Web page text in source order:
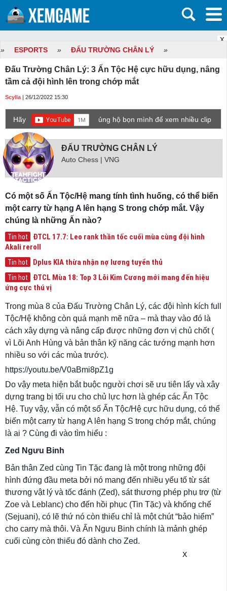
X
» ESPORTS » ĐẤU TRƯỜNG CHÂN LÝ »
Đấu Trường Chân Lý: 3 Ấn Tộc Hệ cực hữu dụng, nâng
tầm cả đội hình lên trong chớp mắt
Scylla | 26/12/2022 15:30
Hãy
ủng hộ bọn mình để xem nhiều clip
game mới hơn nhé!
ĐẤU TRƯỜNG CHÂN LÝ
Auto Chess | VNG
Có một số Ấn Tộc/Hệ mang tính tình huống, có thể biến
một carry từ hạng A lên hạng S trong chớp mắt. Vậy
chúng là những Ấn nào?
Tin hot
ĐTCL 17.7: Leo rank thần tốc cuối mùa cùng đội hình
Akali reroll
Tin hot Dplus KIA thừa nhận nợ lương tuyển thủ
Tin hot
ĐTCL Mùa 18: Top 3 Lõi Kim Cương mới mang đến hiệu
ứng cực thú vị
Trong mùa 8 của Đấu Trường Chân Lý, các đội hình kích full
Tộc/Hệ không còn quá mạnh mẽ nữa – mà thay vào đó là
cách xây dựng và nâng cấp được những đơn vị chủ chốt (
vì Lõi Anh Hùng và bản thân kỹ năng các tướng mạnh hơn
nhiều so với các mùa trước).
https://youtu.be/V0aBmi8pZ1g
Do vậy meta hiện bắt buộc người chơi sẽ ưu tiên lấy và xây
dựng trang bị tối ưu cho chủ lực hơn là ghép các Ấn Tộc
Hệ. Tuy vậy, vẫn có một số Ấn Tộc/Hệ cực hữu dụng, có thể
biến một carry từ hạng A lên hạng S trong chớp mắt, chúng
là ai ? Cùng đi vào tìm hiểu :
Zed Ngưu Binh
Bản thân Zed cùng Tin Tặc đang là một trong những đội
hình đứng đầu meta bởi nó mang đến nhiều yếu tố từ sát
thương vật lý và tốc đánh (Zed), sát thương phép phụ trợ (từ
Zoe và Leblanc) cho đến hồi phục (Tin Tặc) và khống chế
(Sejuani), có lẽ thứ nó còn thiếu chỉ là một chút “bảo hiểm”
cho carry mà thôi. Và Ấn Ngưu Binh chính là mảnh ghép
cuối cùng còn thiếu đó dành cho Zed.
X